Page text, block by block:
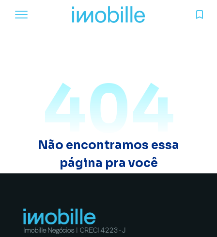
404
Não encontramos essa
página pra você
Imobille Negócios | CRECI 4223-J